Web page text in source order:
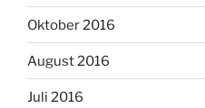
Oktober 2016
August 2016
Juli 2016